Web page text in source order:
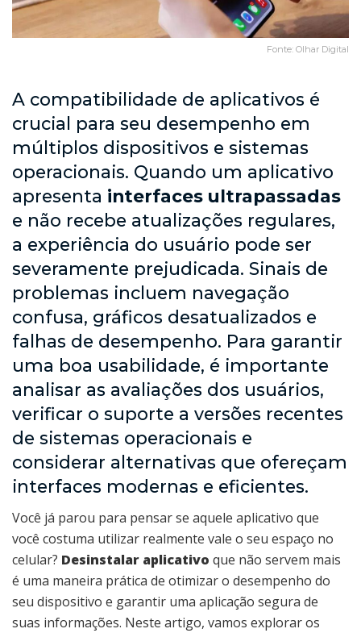
Fonte: Olhar Digital
A compatibilidade de aplicativos é
crucial para seu desempenho em
múltiplos dispositivos e sistemas
operacionais. Quando um aplicativo
apresenta interfaces ultrapassadas
e não recebe atualizações regulares,
a experiência do usuário pode ser
severamente prejudicada. Sinais de
problemas incluem navegação
confusa, gráficos desatualizados e
falhas de desempenho. Para garantir
uma boa usabilidade, é importante
analisar as avaliações dos usuários,
verificar o suporte a versões recentes
de sistemas operacionais e
considerar alternativas que ofereçam
interfaces modernas e eficientes.
Você já parou para pensar se aquele aplicativo que
você costuma utilizar realmente vale o seu espaço no
celular? Desinstalar aplicativo que não servem mais
é uma maneira prática de otimizar o desempenho do
seu dispositivo e garantir uma aplicação segura de
suas informações. Neste artigo, vamos explorar os